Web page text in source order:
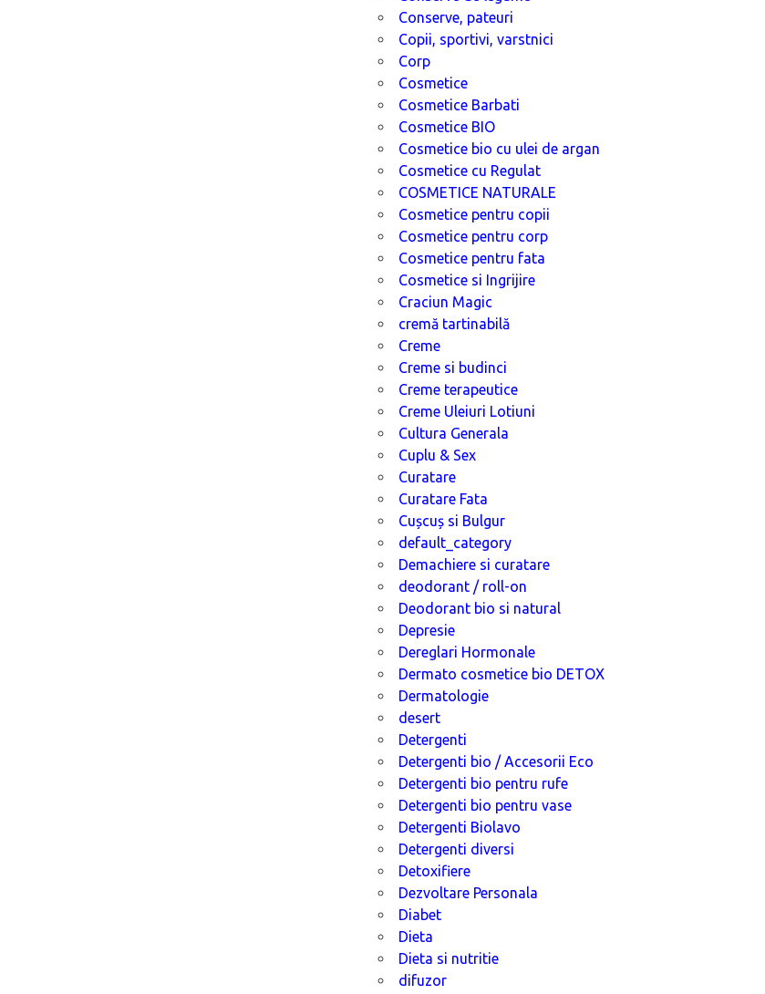
Conserve, pateuri
Copii, sportivi, varstnici
Corp
Cosmetice
Cosmetice Barbati
Cosmetice BIO
Cosmetice bio cu ulei de argan
Cosmetice cu Regulat
COSMETICE NATURALE
Cosmetice pentru copii
Cosmetice pentru corp
Cosmetice pentru fata
Cosmetice si Ingrijire
Craciun Magic
cremă tartinabilă
Creme
Creme si budinci
Creme terapeutice
Creme Uleiuri Lotiuni
Cultura Generala
Cuplu & Sex
Curatare
Curatare Fata
Cușcuș si Bulgur
default_category
Demachiere si curatare
deodorant / roll-on
Deodorant bio si natural
Depresie
Dereglari Hormonale
Dermato cosmetice bio DETOX
Dermatologie
desert
Detergenti
Detergenti bio / Accesorii Eco
Detergenti bio pentru rufe
Detergenti bio pentru vase
Detergenti Biolavo
Detergenti diversi
Detoxifiere
Dezvoltare Personala
Diabet
Dieta
Dieta si nutritie
difuzor